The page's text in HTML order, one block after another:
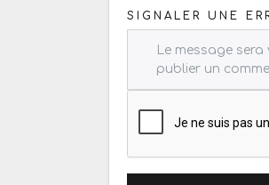
SIGNALER UNE